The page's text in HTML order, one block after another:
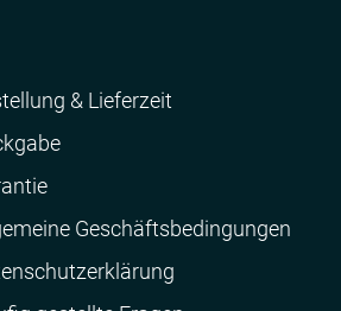
& Lieferzeit
Geschäftsbedingungen